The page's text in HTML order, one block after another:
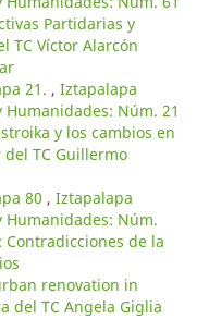
Partidarias y
TC Víctor Alarcón
21. , Iztapalapa
Humanidades: Núm. 21
y los cambios en
TC Guillermo
80 , Iztapalapa
Humanidades: Núm.
Contradicciones de la
renovation in
del TC Angela Giglia